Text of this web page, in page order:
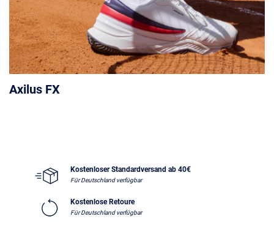
Axilus FX
Kostenloser Standardversand ab 40€
Für Deutschland verfügbar
Kostenlose Retoure
Für Deutschland verfügbar